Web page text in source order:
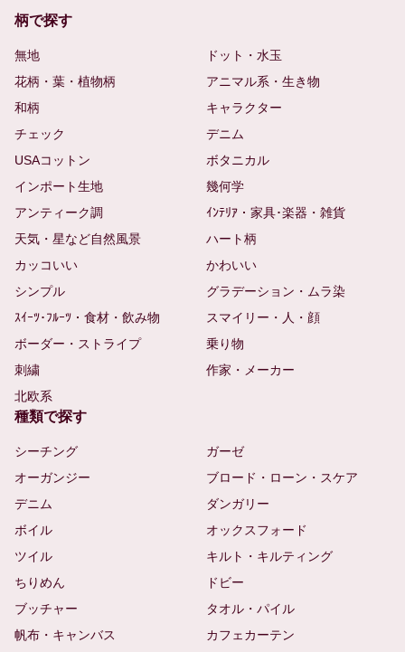
柄で探す
無地
ドット・水玉
花柄・葉・植物柄
アニマル系・生き物
和柄
キャラクター
チェック
デニム
USAコットン
ボタニカル
インポート生地
幾何学
アンティーク調
ｲﾝﾃﾘｱ・家具･楽器・雑貨
天気・星など自然風景
ハート柄
カッコいい
かわいい
シンプル
グラデーション・ムラ染
ｽｲｰﾂ･ﾌﾙｰﾂ・食材・飲み物
スマイリー・人・顔
ボーダー・ストライプ
乗り物
刺繍
作家・メーカー
北欧系
種類で探す
シーチング
ガーゼ
オーガンジー
ブロード・ローン・スケア
デニム
ダンガリー
ボイル
オックスフォード
ツイル
キルト・キルティング
ちりめん
ドビー
ブッチャー
タオル・パイル
帆布・キャンバス
カフェカーテン